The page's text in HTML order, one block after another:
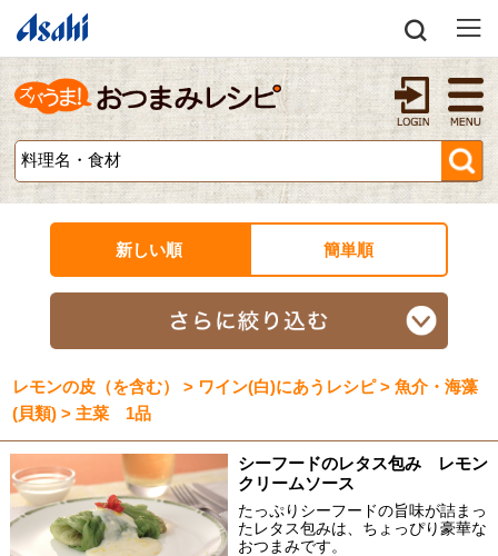
新しい順 簡単順
レモンの皮（を含む） > ワイン(白)にあうレシピ > 魚介・海藻
(貝類) > 主菜 1品
シーフードのレタス包み レモン
クリームソース
たっぷりシーフードの旨味が詰まっ
たレタス包みは、ちょっぴり豪華な
おつまみです。